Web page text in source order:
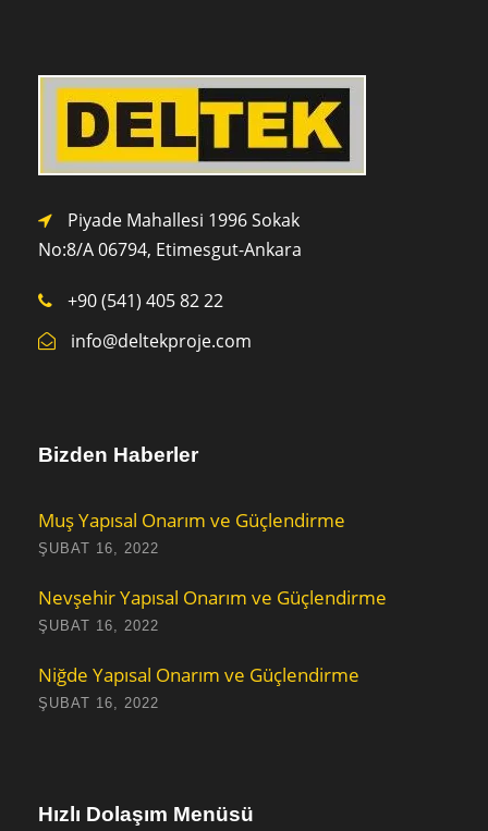
Piyade Mahallesi 1996 Sokak
No:8/A 06794, Etimesgut-Ankara
+90 (541) 405 82 22
info@deltekproje.com
Bizden Haberler
Muş Yapısal Onarım ve Güçlendirme
ŞUBAT 16, 2022
Nevşehir Yapısal Onarım ve Güçlendirme
ŞUBAT 16, 2022
Niğde Yapısal Onarım ve Güçlendirme
ŞUBAT 16, 2022
Hızlı Dolaşım Menüsü